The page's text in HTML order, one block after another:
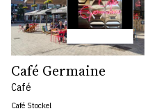
Café Germaine
Café
Café Stockel